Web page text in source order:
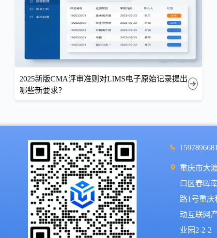
2025新版CMA评审准则对LIMS电子原始记录提出
哪些新要求？
重庆市大
口区春晖
路1号重庆
动互联网
业园2-2-2